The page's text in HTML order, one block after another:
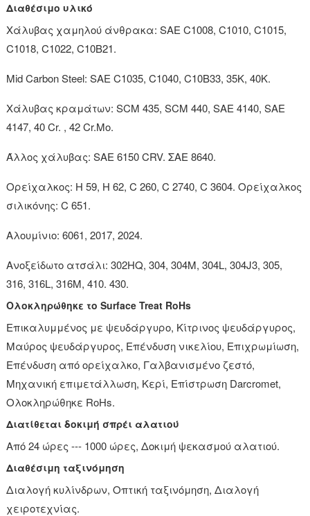
Διαθέσιμο υλικό
Χάλυβας χαμηλού άνθρακα: SAE C1008, C1010, C1015,
C1018, C1022, C10B21.
Mid Carbon Steel: SAE C1035, C1040, C10B33, 35K, 40K.
Χάλυβας κραμάτων: SCM 435, SCM 440, SAE 4140, SAE
4147, 40 Cr. , 42 Cr.Mo.
Άλλος χάλυβας: SAE 6150 CRV. ΣΑΕ 8640.
Ορείχαλκος: H 59, H 62, C 260, C 2740, C 3604. Ορείχαλκος
σιλικόνης: C 651.
Αλουμίνιο: 6061, 2017, 2024.
Ανοξείδωτο ατσάλι: 302HQ, 304, 304M, 304L, 304J3, 305,
316, 316L, 316M, 410. 430.
Ολοκληρώθηκε το Surface Treat RoHs
Επικαλυμμένος με ψευδάργυρο, Κίτρινος ψευδάργυρος,
Μαύρος ψευδάργυρος, Επένδυση νικελίου, Επιχρωμίωση,
Επένδυση από ορείχαλκο, Γαλβανισμένο ζεστό,
Μηχανική επιμετάλλωση, Κερί, Επίστρωση Darcromet,
Ολοκληρώθηκε RoHs.
Διατίθεται δοκιμή σπρέι αλατιού
Από 24 ώρες --- 1000 ώρες, Δοκιμή ψεκασμού αλατιού.
Διαθέσιμη ταξινόμηση
Διαλογή κυλίνδρων, Οπτική ταξινόμηση, Διαλογή
χειροτεχνίας.